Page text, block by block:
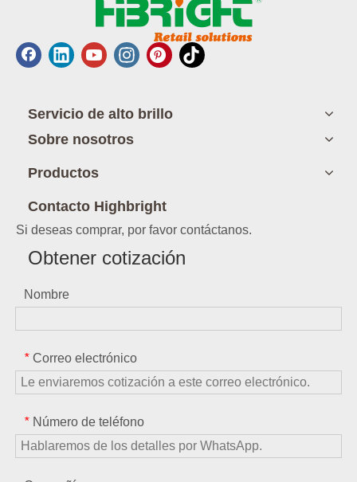
Servicio de alto brillo
Sobre nosotros
Productos
Contacto Highbright
Si deseas comprar, por favor contáctanos.
Obtener cotización
Nombre
* Correo electrónico
* Número de teléfono